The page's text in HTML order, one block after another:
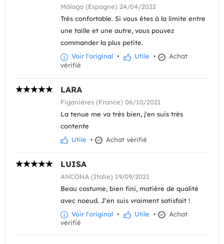
Málaga (Espagne) 24/04/2022
Très confortable. Si vous êtes à la limite entre
une taille et une autre, vous pouvez
commander la plus petite.
Voir l'original • Utile •
Achat
vérifié
LARA
Figanières (France) 06/10/2021
La tenue me va très bien, j'en suis très
contente
Utile • Achat vérifié
LUISA
ANCONA (Italie) 19/09/2021
Beau costume, bien fini, matière de qualité
avec noeud. J'en suis vraiment satisfait !
Voir l'original • Utile •
Achat
vérifié